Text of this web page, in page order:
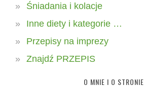
Śniadania i kolacje
Inne diety i kategorie …
Przepisy na imprezy
Znajdź PRZEPIS
O MNIE I O STRONIE